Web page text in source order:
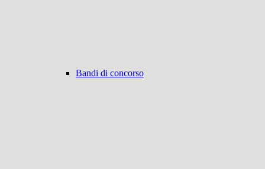
Bandi di concorso